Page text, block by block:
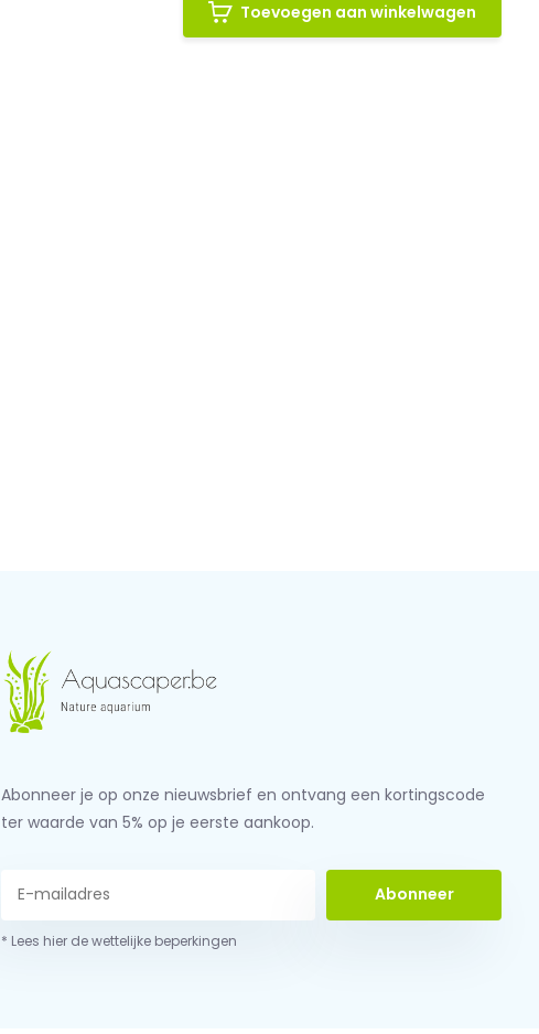
Toevoegen aan winkelwagen
Abonneer je op onze nieuwsbrief en ontvang een kortingscode
ter waarde van 5% op je eerste aankoop.
Abonneer
* Lees hier de wettelijke beperkingen